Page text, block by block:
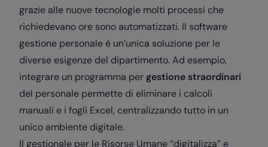
grazie alle nuove tecnologie molti processi che
richiedevano ore sono automatizzati. Il software
gestione personale è un’unica soluzione per le
diverse esigenze del dipartimento. Ad esempio,
integrare un programma per gestione straordinari
del personale permette di eliminare i calcoli
manuali e i fogli Excel, centralizzando tutto in un
unico ambiente digitale.
Il gestionale per le Risorse Umane “digitalizza” e